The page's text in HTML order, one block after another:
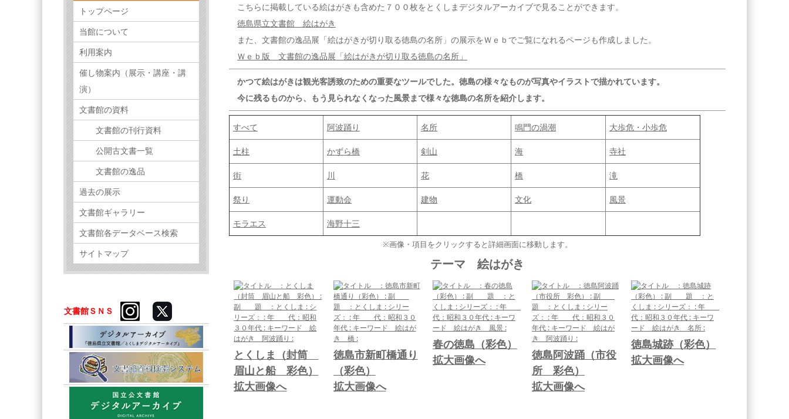
こちらに掲載している絵はがきも含めた７００枚をとくしまデジタルアーカイブで見ることができます。
徳島県立文書館 絵はがき
また、文書館の逸品展「絵はがきが切り取る徳島の名所」の展示をＷｅｂでご覧になれるページも作成しました。
Ｗｅｂ版 文書館の逸品展「絵はがきが切り取る徳島の名所」
かつて絵はがきは観光客誘致のための重要なツールでした。徳島の様々なものが写真やイラストで描かれています。
今に残るものから、もう見られなくなった風景まで様々な徳島の名所を紹介します。
すべて 阿波踊り 名所 鳴門の渦潮 大歩危・小歩危
土柱 かずら橋 剣山 海 寺社
街 川 花 橋 滝
祭り 運動会 建物 文化 風景
モラエス 海野十三
※画像・項目をクリックすると詳細画面に移動します。
テーマ 絵はがき
とくしま（封筒
眉山と船 彩色）
拡大画像へ
徳島市新町橋通り
（彩色）
拡大画像へ
春の徳島（彩色）
拡大画像へ
徳島阿波踊（市役
所 彩色）
拡大画像へ
徳島城跡（彩色）
拡大画像へ
トップページ
当館について
利用案内
催し物案内（展示・講座・講
演）
文書館の資料
文書館の刊行資料
公開古文書一覧
文書館の逸品
過去の展示
文書館ギャラリー
文書館各データベース検索
サイトマップ
文書館ＳＮＳ